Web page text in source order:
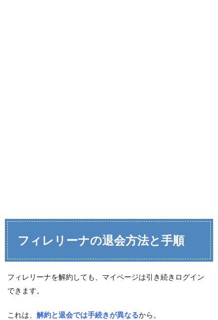
フィレリーナの退会方法と手順
フィレリーナを解約しても、マイページは引き続きログイン
できます。
これは、 解約と退会では手続きが異なるから。